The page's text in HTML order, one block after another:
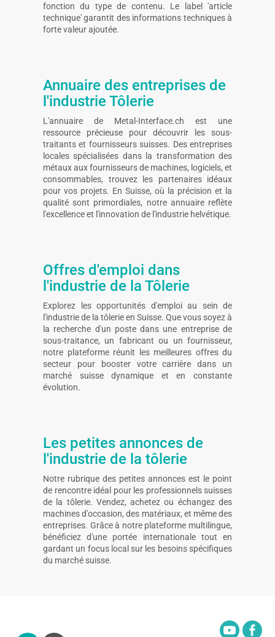
fonction du type de contenu. Le label 'article
technique' garantit des informations techniques à
forte valeur ajoutée.
Annuaire des entreprises de
l'industrie Tôlerie
L'annuaire de Metal-Interface.ch est une
ressource précieuse pour découvrir les sous-
traitants et fournisseurs suisses. Des entreprises
locales spécialisées dans la transformation des
métaux aux fournisseurs de machines, logiciels, et
consommables, trouvez les partenaires idéaux
pour vos projets. En Suisse, où la précision et la
qualité sont primordiales, notre annuaire reflète
l'excellence et l'innovation de l'industrie helvétique.
Offres d'emploi dans
l'industrie de la Tôlerie
Explorez les opportunités d'emploi au sein de
l'industrie de la tôlerie en Suisse. Que vous soyez à
la recherche d'un poste dans une entreprise de
sous-traitance, un fabricant ou un fournisseur,
notre plateforme réunit les meilleures offres du
secteur pour booster votre carrière dans un
marché suisse dynamique et en constante
évolution.
Les petites annonces de
l'industrie de la tôlerie
Notre rubrique des petites annonces est le point
de rencontre idéal pour les professionnels suisses
de la tôlerie. Vendez, achetez ou échangez des
machines d'occasion, des matériaux, et même des
entreprises. Grâce à notre plateforme multilingue,
bénéficiez d'une portée internationale tout en
gardant un focus local sur les besoins spécifiques
du marché suisse.